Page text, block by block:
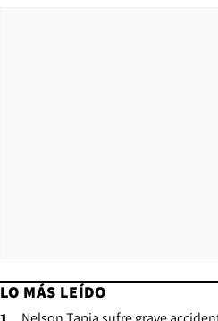
LO MÁS LEÍDO